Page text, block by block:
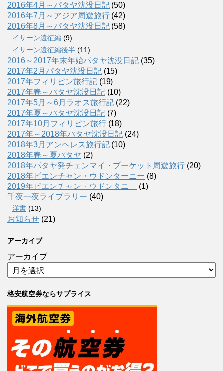
2016年4月～パタヤ沈没日記 (50)
2016年7月～アジア周遊旅行 (42)
2016年8月～パタヤ沈没日記 (58)
イサーン遠征編 (9)
イサーン遠征編後半 (11)
2016～2017年末年始パタヤ沈没日記 (35)
2017年2月パタヤ沈没日記 (15)
2017年フィリピン旅行記 (19)
2017年春～パタヤ沈没日記 (10)
2017年5月～6月ラオス旅行記 (22)
2017年夏～パタヤ沈没日記 (7)
2017年10月フィリピン旅行 (18)
2017年～2018年パタヤ沈没日記 (24)
2018年3月アンヘレス旅行記 (10)
2018年春～夏パタヤ (2)
2018年パタヤ発チェンマイ・プーケット周遊旅行 (20)
2018年ビエンチャン・ウドンターニー (8)
2019年ビエンチャン・ウドンタニー (1)
千夜一夜ライブラリー (40)
洋書 (13)
お知らせ (21)
アーカイブ
アーカイブ
格安航空券ならサプライス